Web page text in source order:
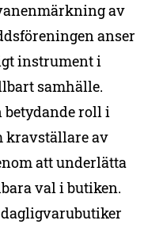
av
anser
instrument i
samhälle.
betydande roll i
kravställare av
att underlätta
val i butiken.